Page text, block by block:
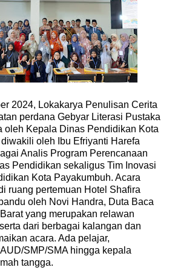
2024, Lokakarya Penulisan Cerita
perdana Gebyar Literasi Pustaka
oleh Kepala Dinas Pendidikan Kota
oleh Ibu Efriyanti Harefa
Analis Program Perencanaan
Pendidikan sekaligus Tim Inovasi
Kota Payakumbuh. Acara
ruang pertemuan Hotel Shafira
oleh Novi Handra, Duta Baca
yang merupakan relawan
dari berbagai kalangan dan
acara. Ada pelajar,
SMP/SMA hingga kepala
tangga.